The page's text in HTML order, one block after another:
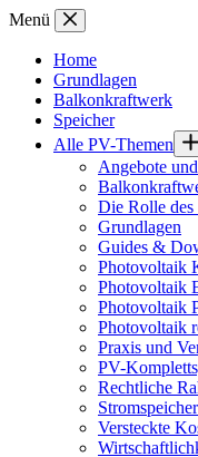
Zum
springen
Menü
Home
Grundlagen
Balkonkraftwerk
Speicher
Alle PV-Themen
Angebote
Die Rolle des
Grundlagen
Guides &
Photovoltaik
Photovoltaik
Photovoltaik
Photovoltaik
Praxis und
PV-
Rechtliche
Versteckte